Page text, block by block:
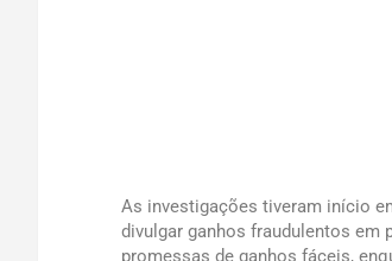
As investigações tiveram início
divulgar ganhos fraudulentos em
promessas de ganhos fáceis,